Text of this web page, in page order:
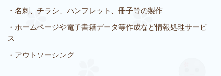
・名刺、チラシ、パンフレット、冊子等の製作
・ホームページや電子書籍データ等作成など情報処理サービ
ス
・アウトソーシング